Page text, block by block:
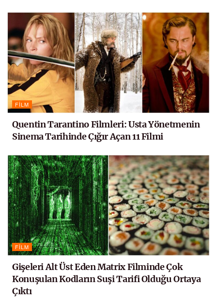
FILM
Quentin Tarantino Filmleri: Usta Yönetmenin
Sinema Tarihinde Çığır Açan 11 Filmi
FILM
Gişeleri Alt Üst Eden Matrix Filminde Çok
Konuşulan Kodların Suşi Tarifi Olduğu Ortaya
Çıktı